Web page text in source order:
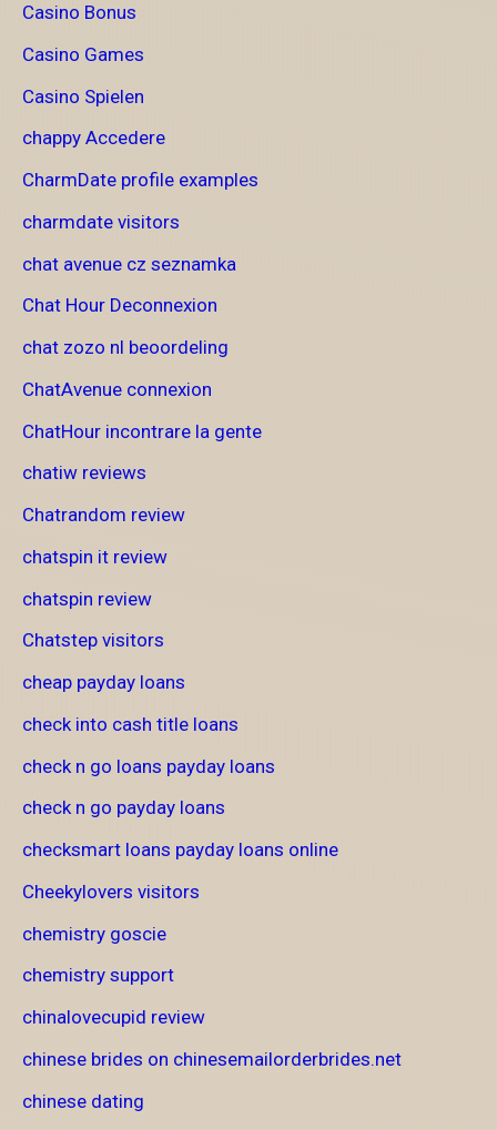
Casino Bonus
Casino Games
Casino Spielen
chappy Accedere
CharmDate profile examples
charmdate visitors
chat avenue cz seznamka
Chat Hour Deconnexion
chat zozo nl beoordeling
ChatAvenue connexion
ChatHour incontrare la gente
chatiw reviews
Chatrandom review
chatspin it review
chatspin review
Chatstep visitors
cheap payday loans
check into cash title loans
check n go loans payday loans
check n go payday loans
checksmart loans payday loans online
Cheekylovers visitors
chemistry goscie
chemistry support
chinalovecupid review
chinese brides on chinesemailorderbrides.net
chinese dating